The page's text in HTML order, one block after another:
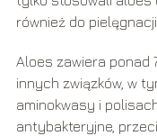
również do pielęgnacji
Aloes zawiera ponad
innych związków, w
aminokwasy i
antybakteryjne,